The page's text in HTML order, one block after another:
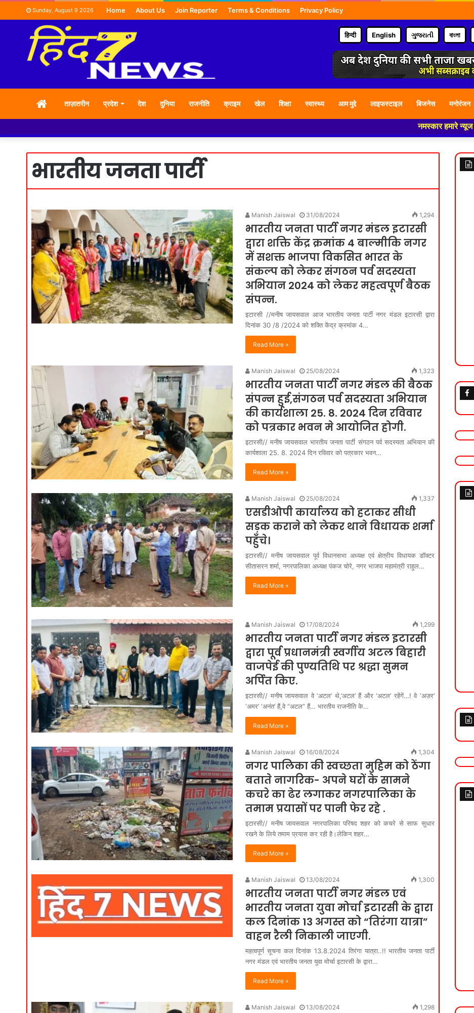
Sunday, August 9 2026 Home About Us Join Reporter Terms & Conditions Privacy Policy
हिन्दी English ગુજરાતી বাংলা
HOMEताज़ातरीन प्रदेश देश दुनिया राजनीति क्राइम खेल शिक्षा स्वास्थ्य आम मुद्दे लाइफस्टाइल बिजनेस मनोरंजन
नमस्कार हमारे न्यूज पोर्टल - मे
भारतीय जनता पार्टी
Manish Jaiswal 31/08/2024 1,294
भारतीय जनता पार्टी नगर मंडल इटारसी
द्वारा शक्ति केंद्र क्रमांक 4 बाल्मीकि नगर
में सशक्त भाजपा विकसित भारत के
संकल्प को लेकर संगठन पर्व सदस्यता
अभियान 2024 को लेकर महत्वपूर्ण बैठक
संपन्न.
इटारसी //मनीष जायसवाल आज भारतीय जनता पार्टी नगर मंडल इटारसी द्वारा
दिनांक 30 /8 /2024 को शक्ति केंद्र क्रमांक 4…
Read More »
Manish Jaiswal 25/08/2024 1,323
भारतीय जनता पार्टी नगर मंडल की बैठक
संपन्न हुई,संगठन पर्व सदस्यता अभियान
की कार्यशाला 25. 8. 2024 दिन रविवार
को पत्रकार भवन मे आयोजित होगी.
इटारसी// मनीष जायसवाल भारतीय जनता पार्टी संगठन पर्व सदस्यता अभियान की
कार्यशाला 25. 8. 2024 दिन रविवार को पत्रकार भवन…
Read More »
Manish Jaiswal 25/08/2024 1,337
एसडीओपी कार्यालय को हटाकर सीधी
सड़क कराने को लेकर थाने विधायक शर्मा
पहुँचे।
इटारसी// मनीष जायसवाल पूर्व विधानसभा अध्यक्ष एवं क्षेत्रीय विधायक डॉक्टर
सीतासरन शर्मा, नगरपालिका अध्यक्ष पंकज चोरे, नगर भाजपा महामंत्री राहुल…
Read More »
Manish Jaiswal 17/08/2024 1,299
भारतीय जनता पार्टी नगर मंडल इटारसी
द्वारा पूर्व प्रधानमंत्री स्वर्गीय अटल बिहारी
वाजपेई की पुण्यतिथि पर श्रद्धा सुमन
अर्पित किए.
इटारसी// मनीष जायसवाल वे ‘अटल’ थे,’अटल’ हैं और ‘अटल’ रहेंगें…! वे ‘अज़र’
‘अमर’ ‘अनंत’ हैं,वे “अटल” हैं… भारतीय राजनीति के…
Read More »
Manish Jaiswal 16/08/2024 1,304
नगर पालिका की स्वच्छता मुहिम को ठेंगा
बताते नागरिक- अपने घरों के सामने
कचरे का ढेर लगाकर नगरपालिका के
तमाम प्रयासों पर पानी फेर रहे .
इटारसी// मनीष जायसवाल नगरपालिका परिषद शहर को कचरे से साफ सुधार
रखने के लिये तमाम प्रयास कर रही है।लेकिन शहर…
Read More »
Manish Jaiswal 13/08/2024 1,300
भारतीय जनता पार्टी नगर मंडल एवं
भारतीय जनता युवा मोर्चा इटारसी के द्वारा
कल दिनांक 13 अगस्त को “तिरंगा यात्रा”
वाहन रैली निकाली जाएगी.
महत्वपूर्ण सूचना कल दिनांक 13.8.2024 तिरंगा यात्रा..!! भारतीय जनता पार्टी
नगर मंडल एवं भारतीय जनता युवा मोर्चा इटारसी के द्वारा…
Read More »
Manish Jaiswal 13/08/2024 1,298